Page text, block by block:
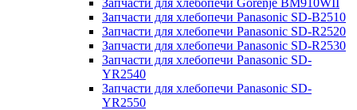
Запчасти для хлебопечи Gorenje BM910WII
Запчасти для хлебопечи Panasonic SD-B2510
Запчасти для хлебопечи Panasonic SD-R2520
Запчасти для хлебопечи Panasonic SD-R2530
Запчасти для хлебопечи Panasonic SD-
YR2540
Запчасти для хлебопечи Panasonic SD-
YR2550